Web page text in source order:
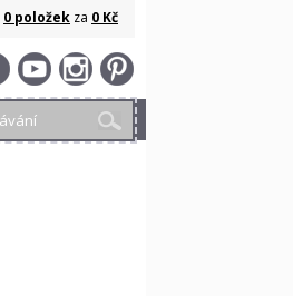
0 položek za 0 Kč